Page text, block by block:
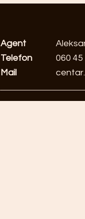
Agent
Telefon
060 45
Mail